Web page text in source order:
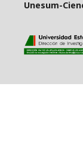
Unesum-